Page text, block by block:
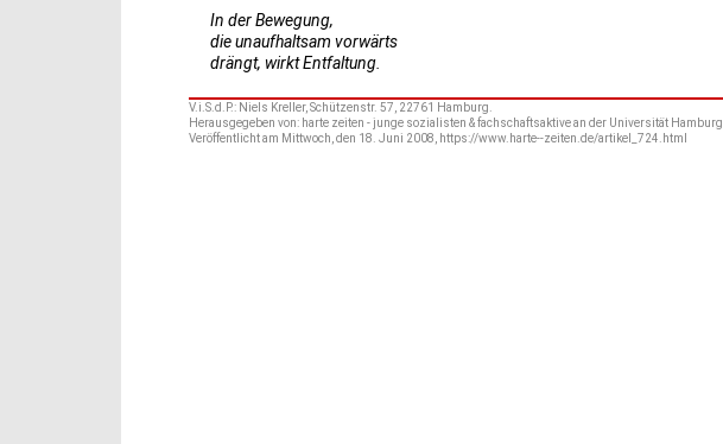
In der Bewegung,
die unaufhaltsam vorwärts
drängt, wirkt Entfaltung.
V.i.S.d.P.: Niels Kreller, Schützenstr. 57, 22761 Hamburg.
Herausgegeben von: harte zeiten - junge sozialisten & fachschaftsaktive an der Universität Hamburg.
Veröffentlicht am Mittwoch, den 18. Juni 2008, https://www.harte--zeiten.de/artikel_724.html